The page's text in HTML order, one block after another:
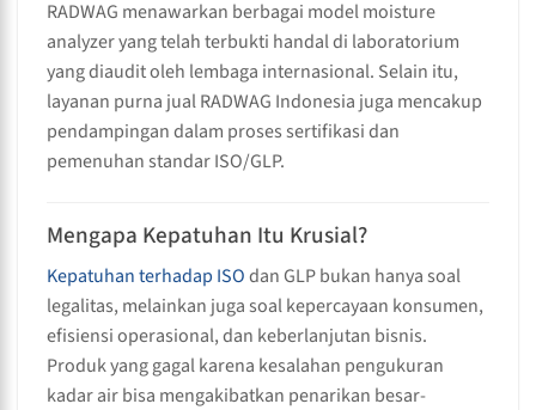
RADWAG menawarkan berbagai model moisture
analyzer yang telah terbukti handal di laboratorium
yang diaudit oleh lembaga internasional. Selain itu,
layanan purna jual RADWAG Indonesia juga mencakup
pendampingan dalam proses sertifikasi dan
pemenuhan standar ISO/GLP.
Mengapa Kepatuhan Itu Krusial?
Kepatuhan terhadap ISOdan GLP bukan hanya soal
legalitas, melainkan juga soal kepercayaan konsumen,
efisiensi operasional, dan keberlanjutan bisnis.
Produk yang gagal karena kesalahan pengukuran
kadar air bisa mengakibatkan penarikan besar-